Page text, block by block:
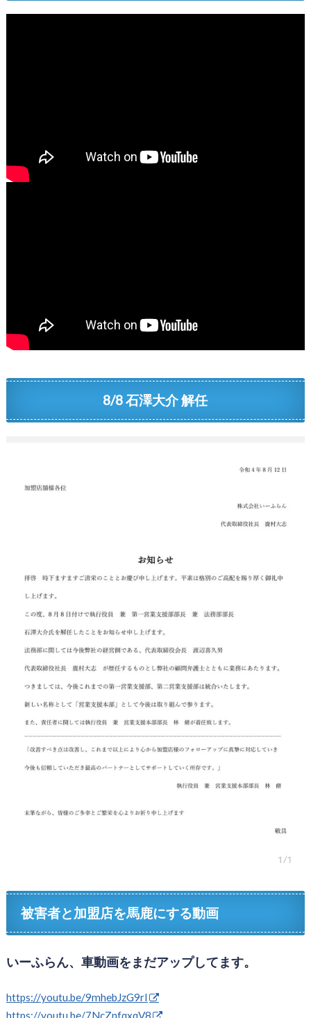
8/8 石澤大介 解任
被害者と加盟店を馬鹿にする動画
いーふらん、車動画をまだアップしてます。
https://youtu.be/9mhebJzG9rI